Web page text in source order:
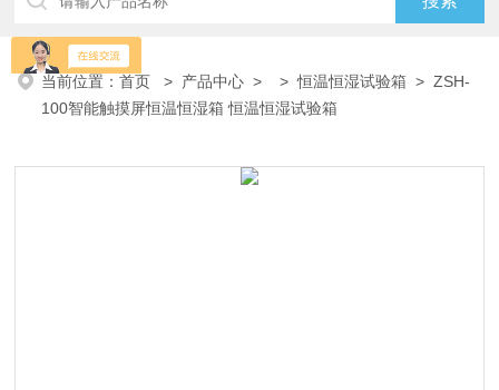
当前位置：首页 > 产品中心 > >恒温恒湿试验箱 > ZSH-
100智能触摸屏恒温恒湿箱 恒温恒湿试验箱